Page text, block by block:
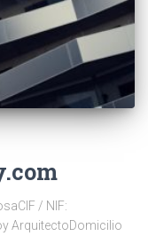
/ NIF:
ArquitectoDomicilio